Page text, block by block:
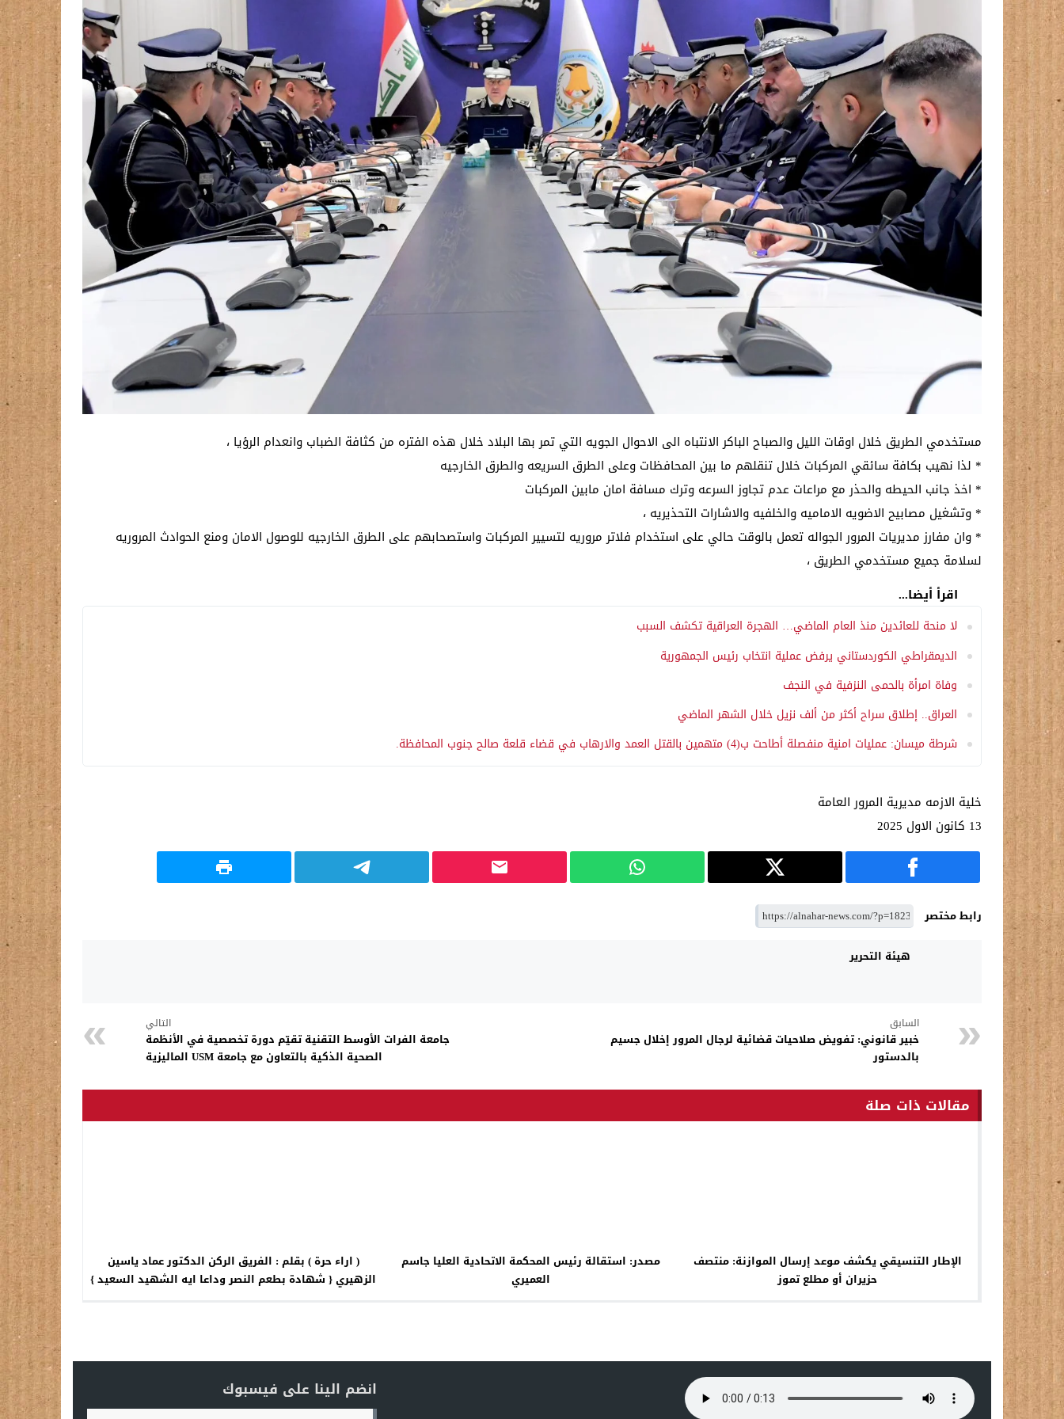
مستخدمي الطريق خلال اوقات الليل والصباح الباكر الانتباه الى الاحوال الجويه التي تمر بها البلاد خلال هذه الفتره من كثافة الضباب وانعدام الرؤيا ،
* لذا نهيب بكافة سائقي المركبات خلال تنقلهم ما بين المحافظات وعلى الطرق السريعه والطرق الخارجيه
* ⁠اخذ جانب الحيطه والحذر مع مراعات عدم تجاوز السرعه وترك مسافة امان مابين المركبات
* ⁠وتشغيل مصابيح الاضويه الاماميه والخلفيه والاشارات التحذيريه ،
* وان مفارز مديريات المرور الجواله تعمل بالوقت حالي على استخدام فلاتر مروريه لتسيير المركبات واستصحابهم على الطرق الخارجيه للوصول الامان ومنع الحوادث المروريه
لسلامة جميع مستخدمي الطريق ،
اقرأ أيضا...
لا منحة للعائدين منذ العام الماضي… الهجرة العراقية تكشف السبب
الديمقراطي الكوردستاني يرفض عملية انتخاب رئيس الجمهورية
وفاة امرأة بالحمى النزفية في النجف
العراق.. إطلاق سراح أكثر من ألف نزيل خلال الشهر الماضي
شرطة ميسان: عمليات امنية منفصلة أطاحت ب(4) متهمين بالقتل العمد والارهاب في قضاء قلعة صالح جنوب المحافظة.
خلية الازمه مديرية المرور العامة
13 كانون الاول 2025
رابط مختصر
هيئة التحرير
السابق
خبير قانوني: تفويض صلاحيات قضائية لرجال المرور إخلال جسيم
بالدستور
التالي
جامعة الفرات الأوسط التقنية تقيّم دورة تخصصية في الأنظمة
الصحية الذكية بالتعاون مع جامعة USM الماليزية
مقالات ذات صلة
الإطار التنسيقي يكشف موعد إرسال الموازنة: منتصف
حزيران أو مطلع تموز
مصدر: استقالة رئيس المحكمة الاتحادية العليا جاسم
العميري
( اراء حرة ) بقلم : الفريق الركن الدكتور عماد ياسين
الزهيري { شهادة بطعم النصر وداعا ايه الشهيد السعيد }
انضم الينا على فيسبوك